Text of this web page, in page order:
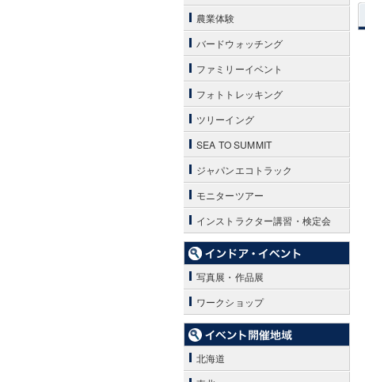
農業体験
バードウォッチング
ファミリーイベント
フォトトレッキング
ツリーイング
SEA TO SUMMIT
ジャパンエコトラック
モニターツアー
インストラクター講習・検定会
写真展・作品展
ワークショップ
北海道